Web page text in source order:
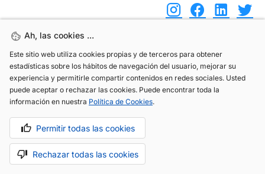
Ah, las cookies ...
Este sitio web utiliza cookies propias y de terceros para obtener
estadísticas sobre los hábitos de navegación del usuario, mejorar su
experiencia y permitirle compartir contenidos en redes sociales. Usted
puede aceptar o rechazar las cookies. Puede encontrar toda la
información en nuestra Política de Cookies.
Permitir todas las cookies
Rechazar todas las cookies
Ah, las cookies ...
Este sitio web utiliza cookies propias y de terceros para obtener
estadísticas sobre los hábitos de navegación del usuario, mejorar su
experiencia y permitirle compartir contenidos en redes sociales. Usted
puede aceptar o rechazar las cookies. Puede encontrar toda la
información en nuestra Política de Cookies.
Permitir todas las cookies
Rechazar todas las cookies
(+34) 744 408 070
info@motoreto.com
Aviso legal Política de cookies